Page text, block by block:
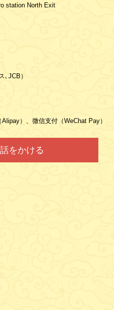
station North Exit
､JCB）
）、微信支付（WeChat Pay）
をかける